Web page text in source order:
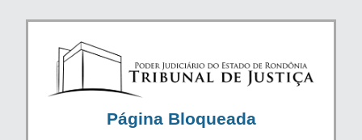
Página Bloqueada